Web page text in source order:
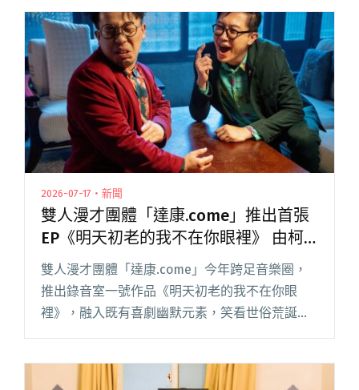
她以流行雙人組合「閱讀全文 "林理惠聯手製作
人柯智豪推出首張專輯《色緻》方序中操刀裝幀
設計"
2026-07-17・新聞
雙人漫才團體「達康.come」推出首張
EP《明天初老的我不在你眼裡》 由柯
智豪操刀製作
雙人漫才團體「達康.come」今年跨足音樂圈，
推出錄音室一號作品《明天初老的我不在你眼
裡》，融入既有喜劇幽默元素，笑看世俗荒誕人
曲〈明天我會是更好的閱讀全文 "雙人漫才團體